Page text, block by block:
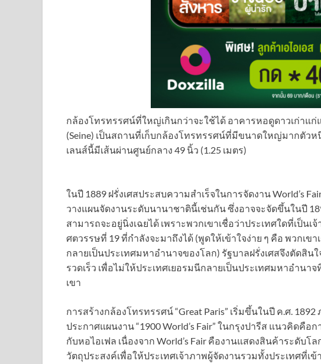
กล้องโทรทรรศน์ที่ใหญ่เกินกว่าจะใช้ได้ อาคารหอดูดาวเก่าแ
(Seine) เป็นสถานที่เก็บกล้องโทรทรรศน์ที่มีขนาดใหญ่มากตัว
เลนส์นี้มีเส้นผ่านศูนย์กลาง 49 นิ้ว (1.25 เมตร)
ในปี 1889 ฝรั่งเศสประสบความสำเร็จในการจัดงาน World’s
วางแผนจัดงานระดับนานาชาตินี้เช่นกัน ซึ่งอาจจะจัดขึ้นในปี
สามารถจะอยู่นิ่งเฉยได้ เพราะพวกเขาเชื่อว่าประเทศใดที่เป็
ศตวรรษที่ 19 ที่กำลังจะมาถึงได้ (พูดให้เข้าใจง่าย ๆ คือ พวกเข
กลายเป็นประเทศมหาอำนาจของโลก) รัฐบาลฝรั่งเศสจึงตัดสินใ
รวดเร็ว เพื่อไม่ให้ประเทศเยอรมนีกลายเป็นประเทศมหาอำ
เขา
การสร้างกล้องโทรทรรศน์ “Great Paris” เริ่มขึ้นในปี ค.ศ.
ประกาศแผนงาน “1900 World’s Fair” ในกรุงปารีส แนวคิดคือ
กับหอไอเฟล เนื่องจาก World’s Fair คืองานแสดงสินค้าระดับ
วัตถุประสงค์เพื่อให้ประเทศเจ้าภาพผู้จัดงานรวมทั้งประเทศที่